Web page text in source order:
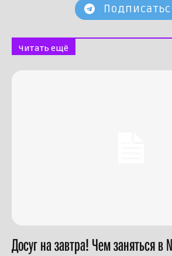
Читать ещё
Досуг на завтра! Чем заняться в